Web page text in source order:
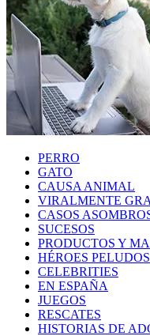
PERRO
GATO
CAUSA ANIMAL
VIRALMENTE
CASOS
SUCESOS
PRODUCTOS Y
HÉROES PELUDOS
CELEBRITIES
EN ESPAÑA
JUEGOS
RESCATES
HISTORIAS DE